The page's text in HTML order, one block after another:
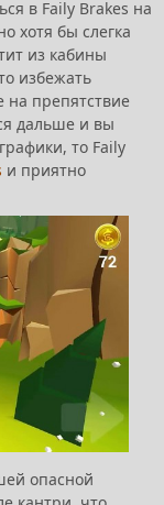
в Faily Brakes на
хотя бы слегка
из кабины
избежать
на препятствие
дальше и вы
то Faily
и приятно
опасной